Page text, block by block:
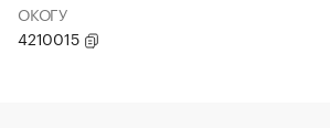
ОКОГУ
4210015